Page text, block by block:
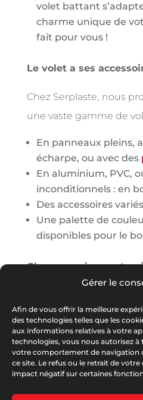
Gérer le
Afin de vous offrir la meilleure
des technologies telles que les
aux informations relatives à votre
technologies, vous nous autorisez à
votre comportement de navigation
ce site. Le refus ou le retrait de
impact négatif sur certaines
volet battant
charme unique de
fait pour vous !
Le volet a ses
Chez Serplaste, nous
une vaste gamme de
En panneaux pleins,
écharpe, ou avec des
En aluminium, PVC,
inconditionnels : en
Des accessoires
Une palette de
disponibles pour le
Chaque maison est
nous tenons à
personnalisée à
N’hésitez pas à nous